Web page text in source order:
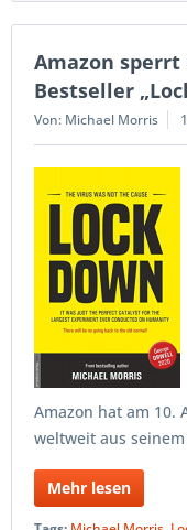
Amazon
Bestseller
Von: Michael Morris
Amazon hat am 10.
weltweit aus
Mehr lesen